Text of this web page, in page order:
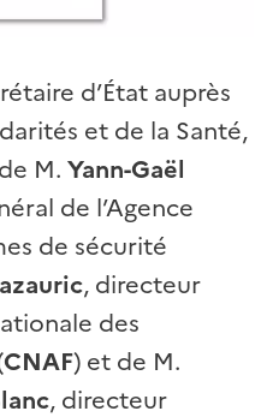
d’État auprès
et de la Santé,
M.Yann-Gaël
de l’Agence
de sécurité
, directeur
des
CNAF) et de M.
, directeur